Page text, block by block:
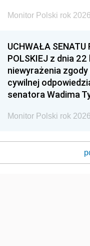
Monitor Polski rok
UCHWAŁA
POLSKIEJ z dnia
niewyrażenia
cywilnej
senatora Wadima
Monitor Polski rok